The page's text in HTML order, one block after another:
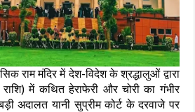
राम मंदिर में देश-विदेश के श्रद्धालुओं द्वारा
में कथित हेराफेरी और चोरी का गंभीर
अदालत यानी सुप्रीम कोर्ट के दरवाजे पर